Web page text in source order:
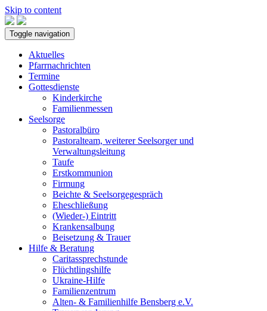
Skip to content
Toggle navigation
Aktuelles
Pfarrnachrichten
Termine
Gottesdienste
Kinderkirche
Familienmessen
Seelsorge
Pastoralbüro
Pastoralteam, weiterer Seelsorger und
Verwaltungsleitung
Taufe
Erstkommunion
Firmung
Beichte & Seelsorgegespräch
Eheschließung
(Wieder-) Eintritt
Krankensalbung
Beisetzung & Trauer
Hilfe & Beratung
Caritassprechstunde
Flüchtlingshilfe
Ukraine-Hilfe
Familienzentrum
Alten- & Familienhilfe Bensberg e.V.